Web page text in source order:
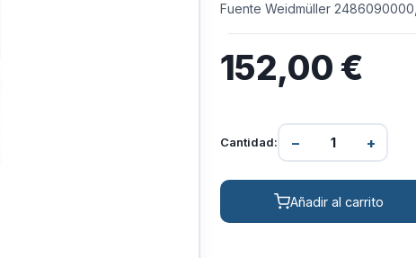
Fuente Weidmüller
152,00€
Cantidad: − +
Añadir al carrito